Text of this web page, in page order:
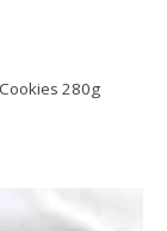
280g